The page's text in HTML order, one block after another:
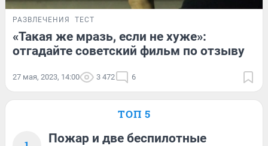
РАЗВЛЕЧЕНИЯ ТЕСТ
«Такая же мразь, если не хуже»:
отгадайте советский фильм по отзыву
27 мая, 2023, 14:00 3 472 6
ТОП 5
Пожар и две беспилотные